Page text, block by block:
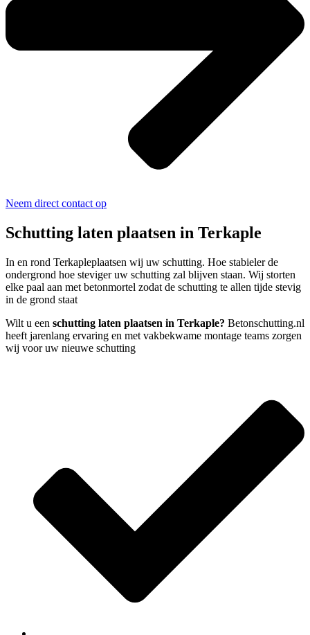
Neem direct contact op
Schutting laten plaatsen in Terkaple
In en rond Terkapleplaatsen wij uw schutting. Hoe stabieler de
ondergrond hoe steviger uw schutting zal blijven staan. Wij storten
elke paal aan met betonmortel zodat de schutting te allen tijde stevig
in de grond staat
Wilt u een schutting laten plaatsen in Terkaple? Betonschutting.nl
heeft jarenlang ervaring en met vakbekwame montage teams zorgen
wij voor uw nieuwe schutting